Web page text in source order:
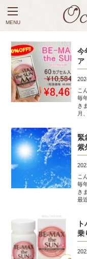
MENU
今
ア
こ
毎
き
月
緊
紫
こ
毎
き
最
乗